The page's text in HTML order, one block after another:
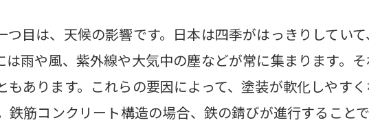
目は、天候の影響です。日本は四季がはっきりしてい
雨や風、紫外線や大気中の塵などが常に集まります。
あります。これらの要因によって、塗装が軟化しやす
筋コンクリート構造の場合、鉄の錆びが進行すること